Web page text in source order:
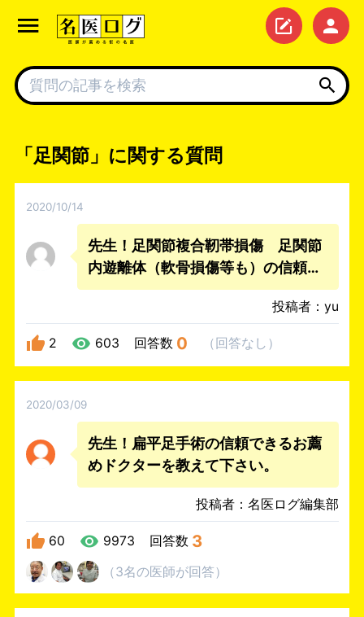
「足関節」に関する質問
2020/10/14
先生！足関節複合靭帯損傷 足関節
内遊離体（軟骨損傷等も）の信頼で
きるお薦めドクターを教えて下さ
投稿者：yu
2 603 回答数 0 （回答なし ）
2020/03/09
先生！扁平足手術の信頼できるお薦
めドクターを教えて下さい。
投稿者：名医ログ編集部
60 9973 回答数 3
（3名の医師が回答）